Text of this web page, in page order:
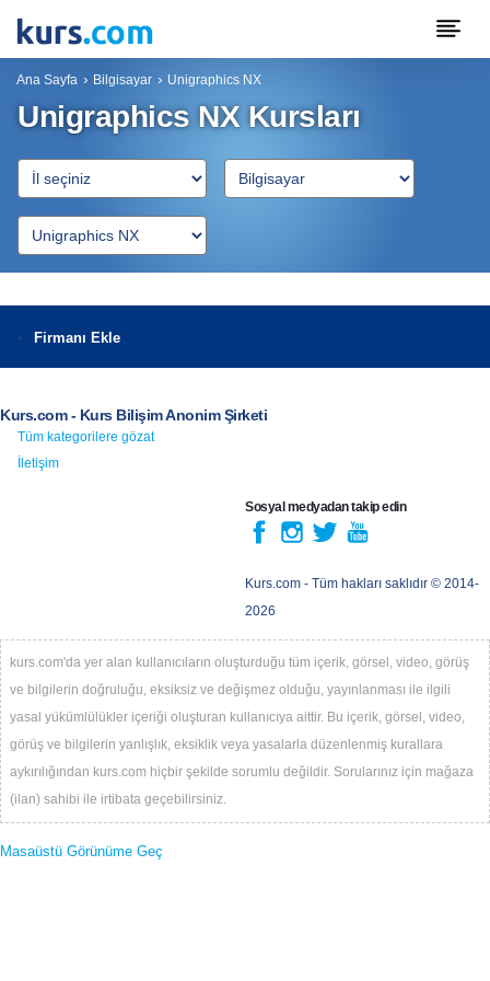
Ana Sayfa Bilgisayar Unigraphics NX
Unigraphics NX Kursları
Firmanı Ekle
Kurs.com - Kurs Bilişim Anonim Şirketi
Tüm kategorilere gözat
İletişim
Sosyal medyadan takip edin
Kurs.com - Tüm hakları saklıdır © 2014-
2026
kurs.com'da yer alan kullanıcıların oluşturduğu tüm içerik, görsel, video, görüş
ve bilgilerin doğruluğu, eksiksiz ve değişmez olduğu, yayınlanması ile ilgili
yasal yükümlülükler içeriği oluşturan kullanıcıya aittir. Bu içerik, görsel, video,
görüş ve bilgilerin yanlışlık, eksiklik veya yasalarla düzenlenmiş kurallara
aykırılığından kurs.com hiçbir şekilde sorumlu değildir. Sorularınız için mağaza
(ilan) sahibi ile irtibata geçebilirsiniz.
Masaüstü Görünüme Geç